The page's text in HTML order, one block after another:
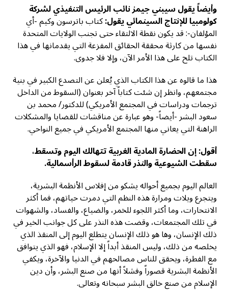
وأيضاً يقول سيبني جيمز نائب الرئيس التنفيذي لشركة
كولومبيا للإنتاج السينمائي يقول:كتاب باترسون وكيم -أي
المؤلفان-: قد يكون نقطة الالتقاء حتى تجنب الولايات المتحدة
نفسها من كارثة محققة الحقائق المفزعة التي يقدمانها في هذا
الكتاب تلح على هذا الأمر الآن، وإلا فلا جدوى.
هذا ما قالوه عن هذا الكتاب الذي يُعلن عن التصدع الكبير في بنية
مجتمعهم، وانظر إن شئت كتاباً آخر بعنوان (السقوط من الداخل
ترجمات ودراسات في المجتمع الأمريكي) للدكتور/ محمد بن
سعود البشر -أيضاً- وهو عبارة عن مناقشات للقضايا والمشكلات
الراهنة التي يعاني منها المجتمع الأمريكي في جميع النواحي.
أقول: إن الحضارة المادية الغربية تتهالك اليوم وتسقط،
سقطت الشيوعية والنذر قادمة لسقوط الرأسمالية.
العالم اليوم بجميع أحواله يشكو من إفلاس الأنظمة البشرية،
ويتجرع ويلات ومرارة هذه النظم التي دمرت حياتهم، فما أكثر
الانتحارات، وما أكثر اللجوء للخمر، والضياع، والفساد، والشهوات
في تلك المجتمعات، وقضت هذه النذر على كل جوانب الخير في
ذلك الإنسان، وها هو ذلك الإنسان يتطلع اليوم إلى المنقذ الذي
يخلصه من ذلك، وليس المنقذ أبداً إلا الإسلام، فهو الذي يتوافق
مع الفطرة، ويحقق للناس مصالحهم في الدنيا والآخرة، ويكفي
الأنظمة البشرية قصوراً وفشلاً أنها من صنع البشر، وأن دين
الإسلام من صنع خالق البشر سبحانه وتعالى.